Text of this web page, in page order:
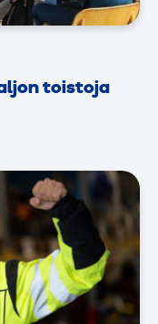
toistoja